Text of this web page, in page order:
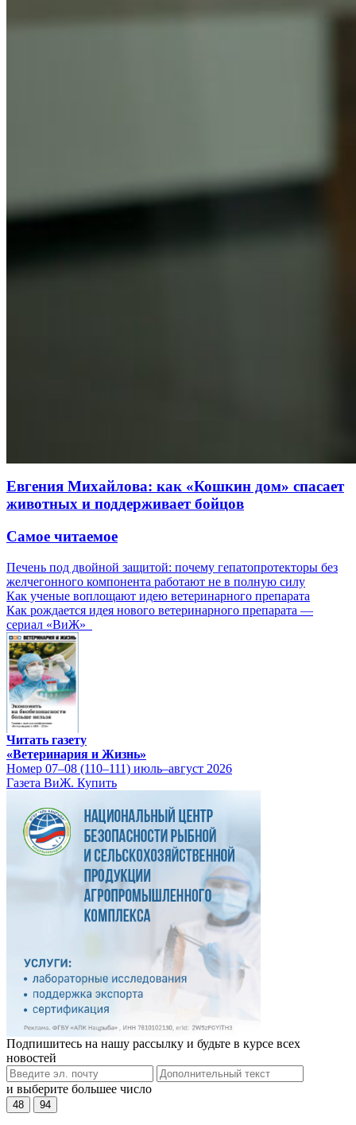
Евгения Михайлова: как «Кошкин дом» спасает
животных и поддерживает бойцов
Самое читаемое
Печень под двойной защитой: почему гепатопротекторы без
желчегонного компонента работают не в полную силу
Как ученые воплощают идею ветеринарного препарата
Как рождается идея нового ветеринарного препарата —
сериал «ВиЖ»
Читать газету
«Ветеринария и Жизнь»
Номер 07–08 (110–111) июль–август 2026
Газета ВиЖ. Купить
Подпишитесь на нашу рассылку и будьте в курсе всех
новостей
и выберите большее число
48 94